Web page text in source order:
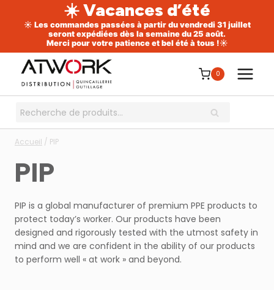
☀️ Vacances d’été
☀️ Les commandes passées à partir du vendredi 31 juillet
seront expédiées dès la semaine du 25 août.
Merci pour votre patience et bel été à tous !☀️
contenu
0
Recherche
RECHERCHE
Accueil / PIP
PIP
PIP is a global manufacturer of premium PPE products to
protect today’s worker. Our products have been
designed and rigorously tested with the utmost safety in
mind and we are confident in the ability of our products
to perform well « at work » and beyond.